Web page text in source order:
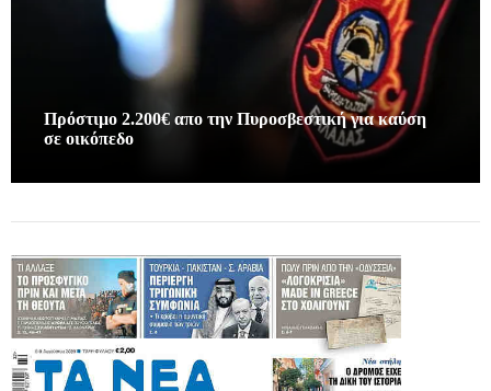
Πρόστιμο 2.200€ απο την Πυροσβεστική για καύση
σε οικόπεδο